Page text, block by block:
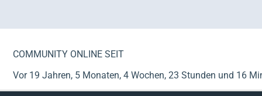
COMMUNITY ONLINE SEIT
Vor 19 Jahren, 5 Monaten, 4 Wochen, 23 Stunden und 16